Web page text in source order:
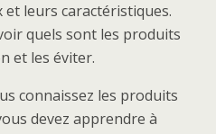
leurs caractéristiques.
quels sont les produits
et les éviter.
connaissez les produits
devez apprendre à